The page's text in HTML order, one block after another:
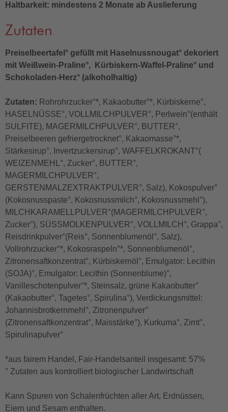
Haltbarkeit: mindestens 2 Monate ab Auslieferung
Zutaten
Preiselbeertafel° gefüllt mit Haselnussnougat° dekoriert
mit Weißwein-Praline°, Kürbiskern-Waffel-Praline° und
Schokoladen-Herz° (alkoholhaltig)
Zutaten: Rohrohrzucker°*, Kakaobutter°*, Kürbiskerne°,
HASELNÜSSE°, VOLLMILCHPULVER°, Perlwein°(enthält
SULFITE), MAGERMILCHPULVER°, BUTTER°,
Preiselbeeren gefriergetrocknet°, Kakaomasse°*,
Stärkesirup°, Invertzuckersirup°, WAFFELKROKANT°(
WEIZENMEHL°, Zucker°, BUTTER°,
MAGERMILCHPULVER°,
GERSTENMALZEXTRAKTPULVER°, Salz), Kokospulver°
(Kokosnusspaste°, Kokosnussmilch°, Kokosnussmehl°),
MILCHKARAMELLPULVER°(MAGERMILCHPULVER°,
Zucker°), SÜSSMOLKENPULVER°, VOLLMILCH°, Grappa°,
Reisdrinkpulver°(Reis°, Sonnenblumenöl°, Salz),
Vollrohrzucker°*, Kokosraspeln°*, Sonnenblumenöl°,
Zitronensaftkonzentrat°, Kürbiskernöl°, Emulgator: Lecithin
(SOJA)°, Emulgator: Lecithin (Sonnenblume)°,
Vanilleschotenpulver°*, Steinsalz, grüne Kakaobutter°
(Kakaobutter°, Tagetes°, Spirulina°), Verdickungsmittel:
Johannisbrotkernmehl°, Zitronenpulver°
(Zitronensaftkonzentrat°, Maisstärke°), Kurkuma°, Zimt°,
Spirulinapulver°
*aus fairem Handel, Fair-Handelsanteil insgesamt: 57%
° Zutaten aus kontrolliert biologischer Landwirtschaft
Kann Spuren von Schalenfrüchten aller Art, Erdnüssen,
Eiern und Sesam enthalten.